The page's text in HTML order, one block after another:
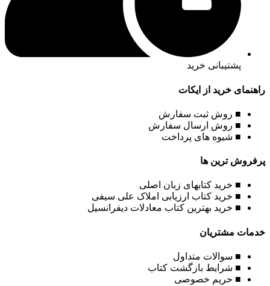
پشتیبانی خرید
راهنمای خرید از ایکات
■ روش ثبت سفارش
■ روش ارسال سفارش
■ شیوه های پرداخت
پرفروش ترین ها
■ خرید کتابهای زبان اصلی
■ خرید کتاب ارزیابی املاک علی سیفی
■ خرید بهترین کتاب معادلات دیفرانسیل
خدمات مشتریان
■ سوالات متداول
■ شرایط بازگشت کتاب
■ حریم خصوصی